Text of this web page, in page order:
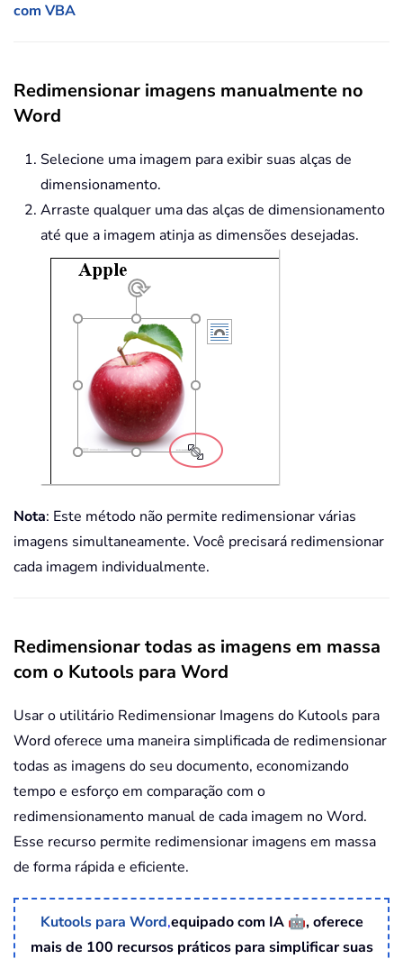
com VBA
Redimensionar imagens manualmente no
Word
Selecione uma imagem para exibir suas alças de
dimensionamento.
Arraste qualquer uma das alças de dimensionamento
até que a imagem atinja as dimensões desejadas.
Nota: Este método não permite redimensionar várias
imagens simultaneamente. Você precisará redimensionar
cada imagem individualmente.
Redimensionar todas as imagens em massa
com o Kutools para Word
Usar o utilitário Redimensionar Imagens do Kutools para
Word oferece uma maneira simplificada de redimensionar
todas as imagens do seu documento, economizando
tempo e esforço em comparação com o
redimensionamento manual de cada imagem no Word.
Esse recurso permite redimensionar imagens em massa
de forma rápida e eficiente.
Kutools para Word,equipado com IA 🤖, oferece
mais de 100 recursos práticos para simplificar suas